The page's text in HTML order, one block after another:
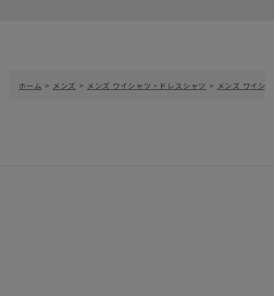
ホーム > メンズ > メンズ ワイシャツ・ドレスシャツ > メンズ ワイシ